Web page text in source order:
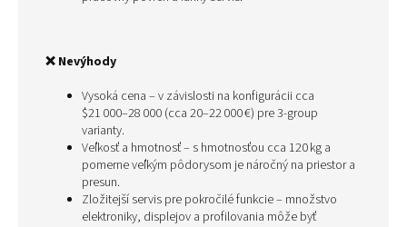
❌ Nevýhody
Vysoká cena – v závislosti na konfigurácii cca
$21 000–28 000 (cca 20–22 000 €) pre 3‑group
varianty.
Veľkosť a hmotnosť – s hmotnosťou cca 120 kg a
pomerne veľkým pôdorysom je náročný na priestor a
presun.
Zložitejší servis pre pokročilé funkcie – množstvo
elektroniky, displejov a profilovania môže byť